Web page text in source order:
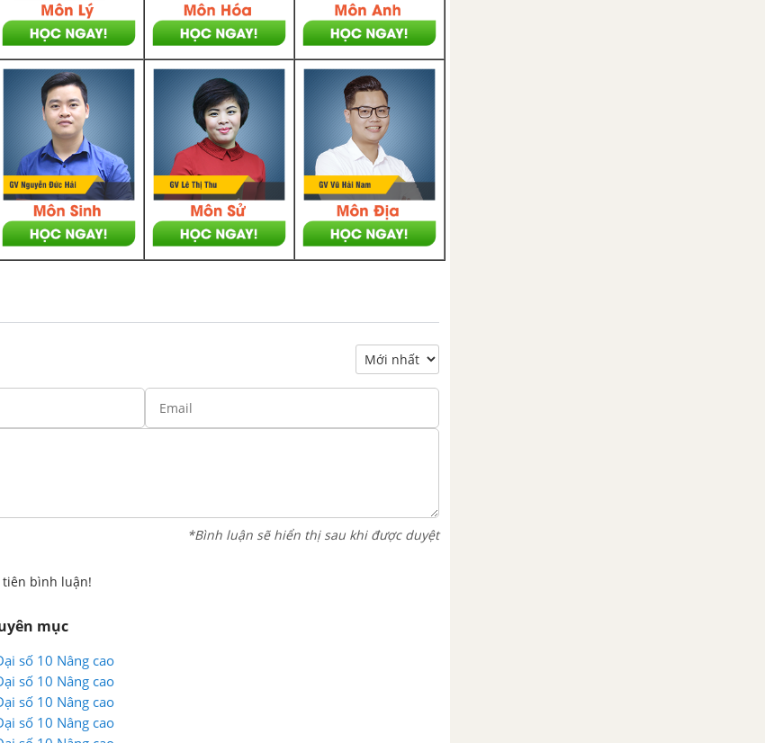
*Bình luận sẽ hiển thị sau khi được duyệt
bình luận!
mục
số 10 Nâng cao
số 10 Nâng cao
số 10 Nâng cao
số 10 Nâng cao